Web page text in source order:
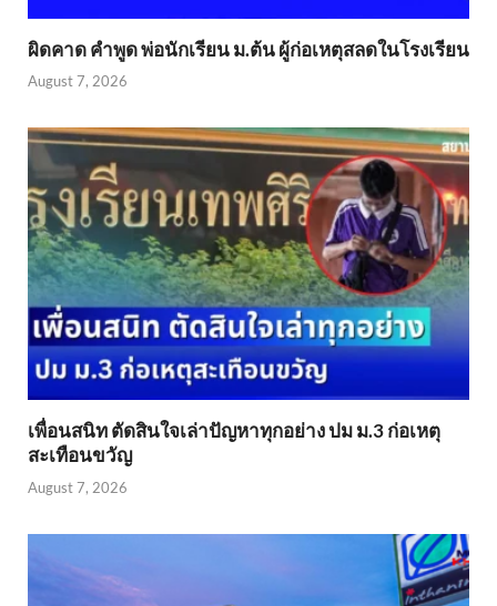
ผิดคาด คำพูด พ่อนักเรียน ม.ต้น ผู้ก่อเหตุสลดในโรงเรียน
August 7, 2026
เพื่อนสนิท ตัดสินใจเล่าปัญหาทุกอย่าง ปม ม.3 ก่อเหตุ
สะเทือนขวัญ
August 7, 2026